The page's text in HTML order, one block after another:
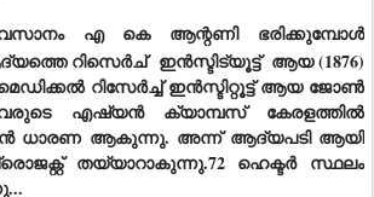
എ കെ ആന്റണി ഭരിക്കുമ്പോൾ
റിസെർച് ഇൻസ്ടിട്യൂട്ട് ആയ (1876)
റിസേർച്ച് ഇന്‍സ്ടിറ്റൂട്ട് ആയ ജോൺ
എഷ്യൻ ക്യാമ്പസ് കേരളത്തിൽ
ധാരണ ആകുന്നു. അന്ന് ആദ്യപടി ആയി
തയ്യാറാകുന്നു.72 ഹെക്ടർ സ്ഥലം